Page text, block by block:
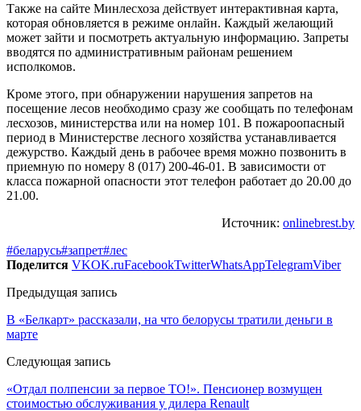
Также на сайте Минлесхоза действует интерактивная карта,
которая обновляется в режиме онлайн. Каждый желающий
может зайти и посмотреть актуальную информацию. Запреты
вводятся по административным районам решением
исполкомов.
Кроме этого, при обнаружении нарушения запретов на
посещение лесов необходимо сразу же сообщать по телефонам
лесхозов, министерства или на номер 101. В пожароопасный
период в Министерстве лесного хозяйства устанавливается
дежурство. Каждый день в рабочее время можно позвонить в
приемную по номеру 8 (017) 200-46-01. В зависимости от
класса пожарной опасности этот телефон работает до 20.00 до
21.00.
Источник: onlinebrest.by
#беларусь#запрет#лес
Поделится VKOK.ruFacebookTwitterWhatsAppTelegramViber
Предыдущая запись
В «Белкарт» рассказали, на что белорусы тратили деньги в
марте
Следующая запись
«Отдал полпенсии за первое ТО!». Пенсионер возмущен
стоимостью обслуживания у дилера Renault